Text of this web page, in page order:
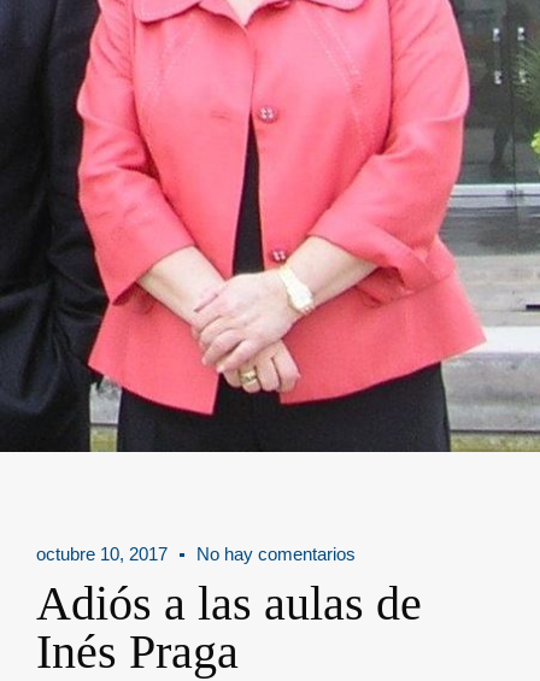
octubre 10, 2017 No hay comentarios
Adiós a las aulas de
Inés Praga